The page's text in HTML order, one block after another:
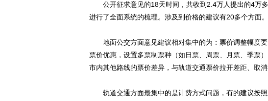
公开征求意见的18天时间，共收到2.4万人提出的4万
进行了全面系统的梳理。涉及到价格的建议有20多个方面。
地面公交方面意见建议相对集中的为：票价调整幅度要
票价优惠，设置多票制票种（如日票、周票、月票、季票
市内其他路线的票价差异，与轨道交通票价拉开差距、取消
轨道交通方面最集中的是计费方式问题，有的建议按照